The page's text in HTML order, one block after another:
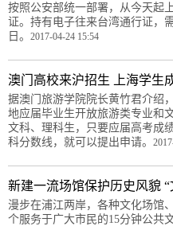
按照公安部统一部署，从今天起
证。持有电子往来台湾通行证，
日。 2017-04-24 15:54
澳门高校来沪招生 上海学生
据澳门旅游学院院长黄竹君介绍
地应届毕业生开放旅游类专业和
文科、理科生，只要应届高考成
科分数线，就可以提出申请。
新建一流场馆保护历史风貌
漫步在浦江两岸，各种文化场馆
个服务于广大市民的15分钟公共